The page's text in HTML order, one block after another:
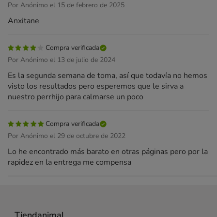
Por Anónimo el 15 de febrero de 2025
Anxitane
Compra verificada
Por Anónimo el 13 de julio de 2024
Es la segunda semana de toma, así que todavía no hemos
visto los resultados pero esperemos que le sirva a
nuestro perrhijo para calmarse un poco
Compra verificada
Por Anónimo el 29 de octubre de 2022
Lo he encontrado más barato en otras páginas pero por la
rapidez en la entrega me compensa